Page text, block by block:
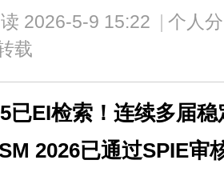
2026-5-9 15:22
个人
载
已EI检索！连续多届
2026已通过SPIE审